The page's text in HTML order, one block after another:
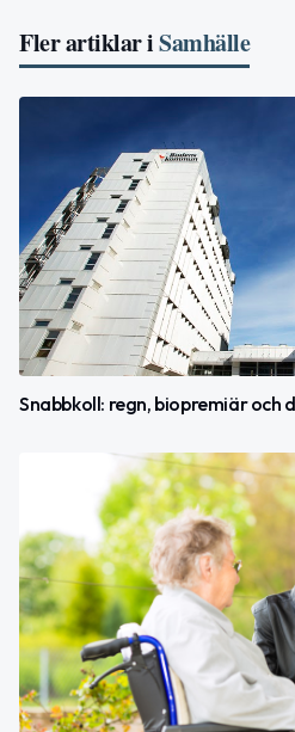
Fler artiklar iSamhälle
Snabbkoll: regn, biopremiär och